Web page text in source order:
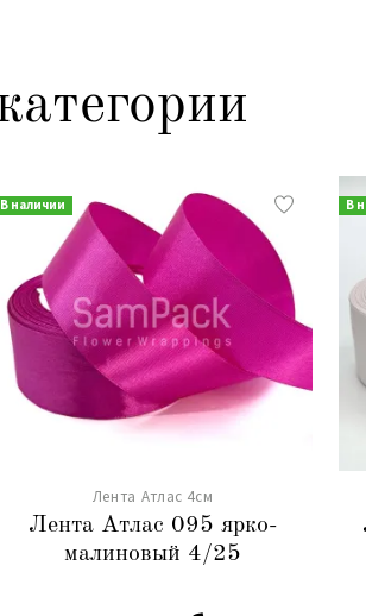
В наличии
Лента Атлас 4см
Лента Атлас 095 ярко-
малиновый 4/25
В